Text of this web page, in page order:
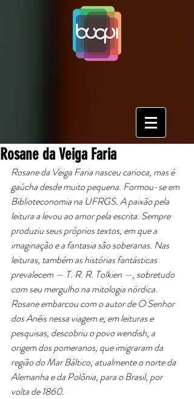
Rosane da Veiga Faria
Rosane da Veiga Faria nasceu carioca, mas é
gaúcha desde muito pequena. Formou-se em
Biblioteconomia na UFRGS. A paixão pela
leitura a levou ao amor pela escrita. Sempre
produziu seus próprios textos, em que a
imaginação e a fantasia são soberanas. Nas
leituras, também as histórias fantásticas
prevalecem — T. R. R. Tolkien —, sobretudo
com seu mergulho na mitologia nórdica.
Rosane embarcou com o autor de O Senhor
dos Anéis nessa viagem e, em leituras e
pesquisas, descobriu o povo wendish, a
origem dos pomeranos, que imigraram da
região do Mar Báltico, atualmente o norte da
Alemanha e da Polônia, para o Brasil, por
volta de 1860.